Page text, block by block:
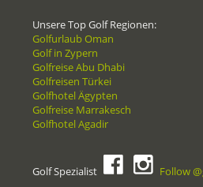
Unsere Top Golf Regionen:
Golfurlaub Oman
Golf in Zypern
Golfreise Abu Dhabi
Golfreisen Türkei
Golfhotel Ägypten
Golfreise Marrakesch
Golfhotel Agadir
Golf Spezialist Follow